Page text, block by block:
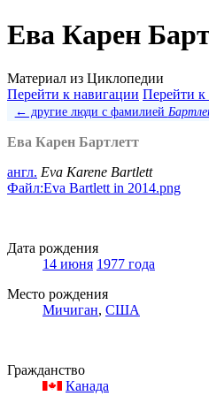
Ева Карен
Материал из Циклопедии
Перейти к навигации Перейти к
← другие люди с фамилией
Ева Карен Бартлетт
англ. Eva Karene Bartlett
Файл:Eva Bartlett in 2014.png
Дата рождения
14 июня 1977 года
Место рождения
Мичиган, США
Гражданство
Канада